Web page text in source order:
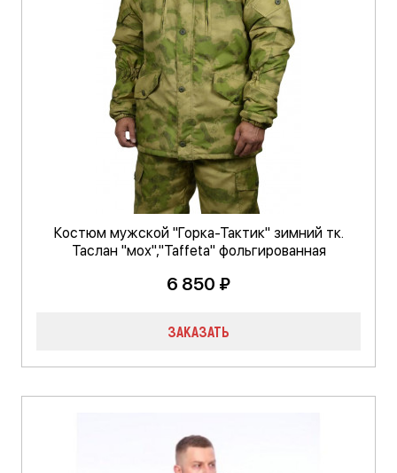
Костюм мужской "Горка-Тактик" зимний тк.
Таслан "мох","Taffeta" фольгированная
6 850 ₽
ЗАКАЗАТЬ